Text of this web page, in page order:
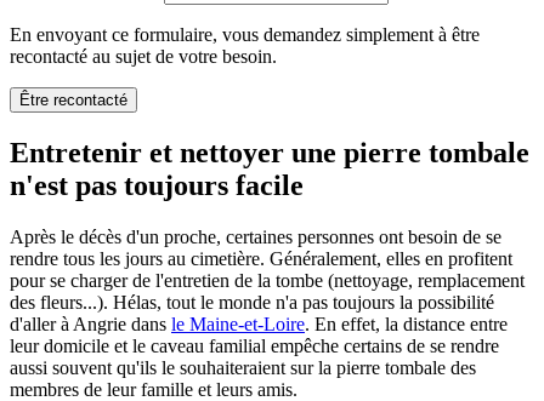
En envoyant ce formulaire, vous demandez simplement à être
recontacté au sujet de votre besoin.
Être recontacté
Entretenir et nettoyer une pierre tombale
n'est pas toujours facile
Après le décès d'un proche, certaines personnes ont besoin de se
rendre tous les jours au cimetière. Généralement, elles en profitent
pour se charger de l'entretien de la tombe (nettoyage, remplacement
des fleurs...). Hélas, tout le monde n'a pas toujours la possibilité
d'aller à Angrie dans le Maine-et-Loire. En effet, la distance entre
leur domicile et le caveau familial empêche certains de se rendre
aussi souvent qu'ils le souhaiteraient sur la pierre tombale des
membres de leur famille et leurs amis.